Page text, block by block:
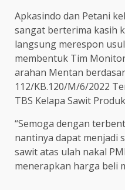
Apkasindo dan Petani
sangat berterima kasih
langsung merespon
membentuk Tim
arahan Mentan
112/KB.120/M/6/2022
TBS Kelapa Sawit
“Semoga dengan
nantinya dapat menjadi
sawit atas ulah nakal
menerapkan harga beli